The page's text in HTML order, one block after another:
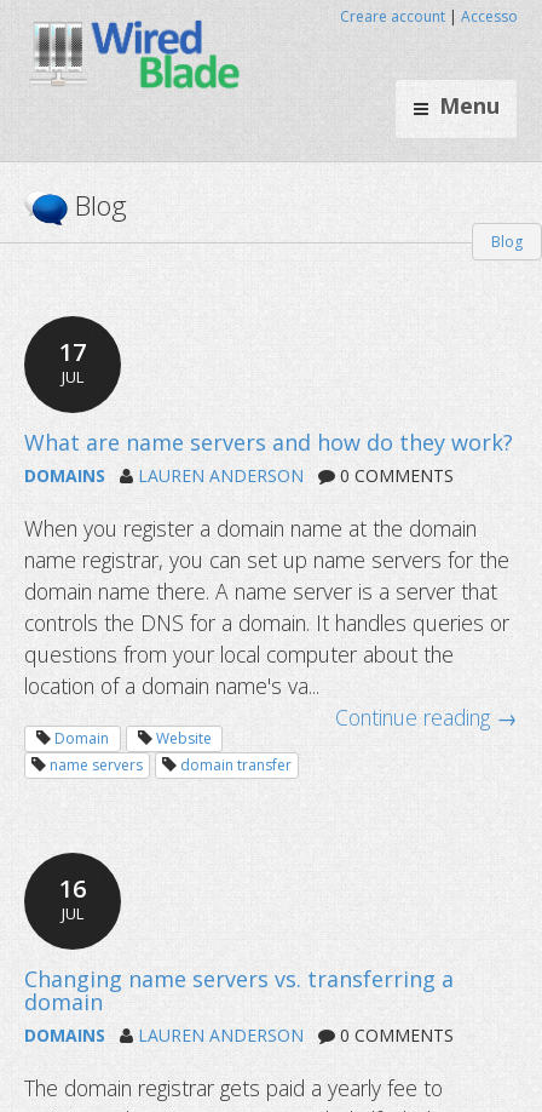
Menu
Creare account | Accesso
Blog
Blog
17
JUL
What are name servers and how do
DOMAINS LAUREN ANDERSON 0 COMMENTS
When you register a domain name at the domain
name registrar, you can set up name servers for the
domain name there. A name server is a server that
controls the DNS for a domain. It handles queries or
questions from your local computer about the
location of a domain name's va...
Continue reading →
Domain
Website
name servers
domain transfer
16
JUL
DOMAINS LAUREN ANDERSON 0 COMMENTS
The domain registrar gets paid a yearly fee to